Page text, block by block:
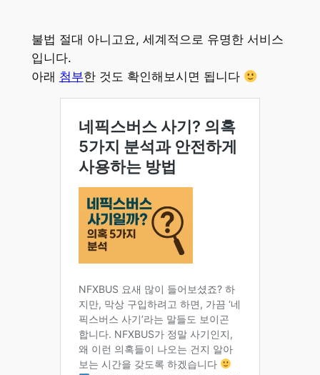
불법 절대 아니고요, 세계적으로 유명한 서비스
입니다.
아래 첨부한 것도 확인해보시면 됩니다